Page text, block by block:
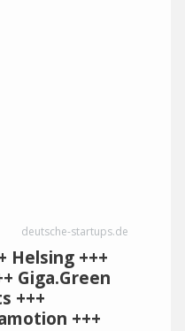
deutsche-startups.de
Helsing +++
Giga.Green
+++
+++